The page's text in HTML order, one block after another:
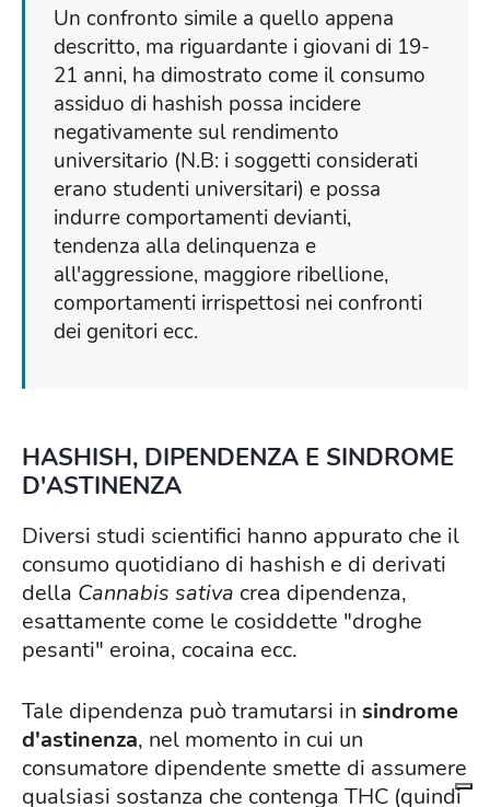
Un confronto simile a quello appena
descritto, ma riguardante i giovani di 19-
21 anni, ha dimostrato come il consumo
assiduo di hashish possa incidere
negativamente sul rendimento
universitario (N.B: i soggetti considerati
erano studenti universitari) e possa
indurre comportamenti devianti,
tendenza alla delinquenza e
all'aggressione, maggiore ribellione,
comportamenti irrispettosi nei confronti
dei genitori ecc.
HASHISH, DIPENDENZA E SINDROME
D'ASTINENZA
Diversi studi scientifici hanno appurato che il
consumo quotidiano di hashish e di derivati
della Cannabis sativa crea dipendenza,
esattamente come le cosiddette "droghe
pesanti" eroina, cocaina ecc.
Tale dipendenza può tramutarsi in sindrome
d'astinenza, nel momento in cui un
consumatore dipendente smette di assumere
qualsiasi sostanza che contenga THC (quindi